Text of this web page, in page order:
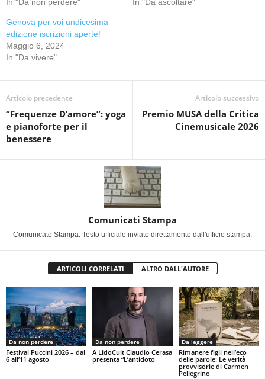
Genova per voi undicesima
edizione iscrizioni aperte!
Maggio 6, 2024
In "Da vivere"
Articolo precedente
“Frequenze D’amore”: yoga
e pianoforte per il
benessere
Articolo successivo
Premio MUSA della Critica
Cinemusicale 2026
Comunicati Stampa
Comunicato Stampa. Testo ufficiale inviato direttamente dall'ufficio stampa.
ARTICOLI CORRELATI ALTRO DALL'AUTORE
Da non perdere
Festival Puccini 2026 – dal
6 all’11 agosto
Da non perdere
A LidoCult Claudio Cerasa
presenta “L’antidoto
Da leggere
Rimanere figli nell’eco
delle parole: Le verità
provvisorie di Carmen
Pellegrino